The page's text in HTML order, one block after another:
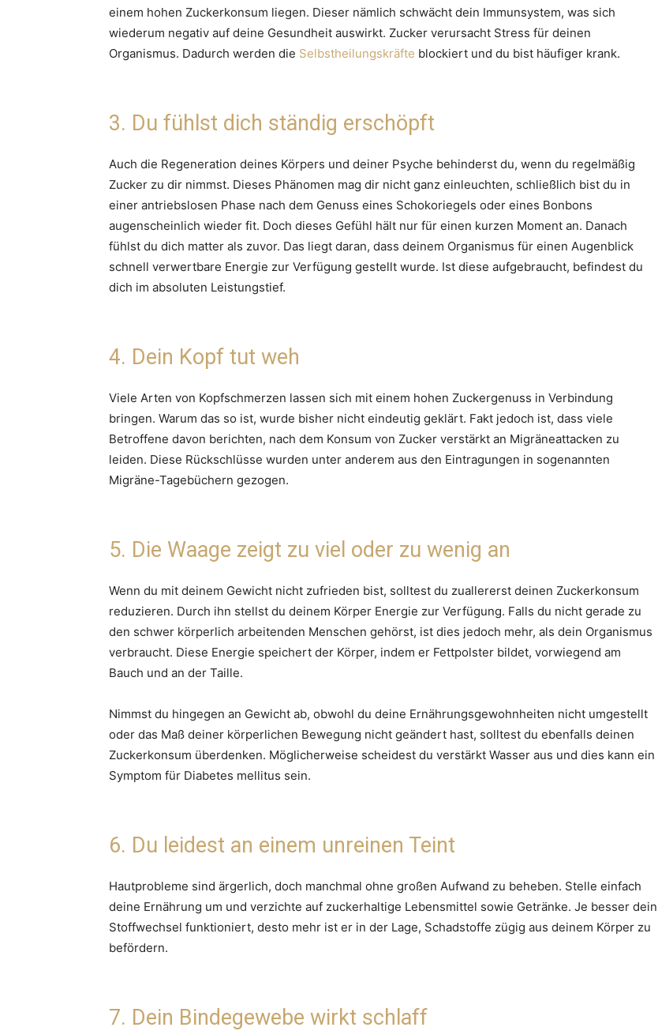
einem hohen Zuckerkonsum liegen. Dieser nämlich schwächt dein Immunsystem, was sich
wiederum negativ auf deine Gesundheit auswirkt. Zucker verursacht Stress für deinen
Organismus. Dadurch werden die Selbstheilungskräfte blockiert und du bist häufiger krank.
3. Du fühlst dich ständig erschöpft
Auch die Regeneration deines Körpers und deiner Psyche behinderst du, wenn du regelmäßig
Zucker zu dir nimmst. Dieses Phänomen mag dir nicht ganz einleuchten, schließlich bist du in
einer antriebslosen Phase nach dem Genuss eines Schokoriegels oder eines Bonbons
augenscheinlich wieder fit. Doch dieses Gefühl hält nur für einen kurzen Moment an. Danach
fühlst du dich matter als zuvor. Das liegt daran, dass deinem Organismus für einen Augenblick
schnell verwertbare Energie zur Verfügung gestellt wurde. Ist diese aufgebraucht, befindest du
dich im absoluten Leistungstief.
4. Dein Kopf tut weh
Viele Arten von Kopfschmerzen lassen sich mit einem hohen Zuckergenuss in Verbindung
bringen. Warum das so ist, wurde bisher nicht eindeutig geklärt. Fakt jedoch ist, dass viele
Betroffene davon berichten, nach dem Konsum von Zucker verstärkt an Migräneattacken zu
leiden. Diese Rückschlüsse wurden unter anderem aus den Eintragungen in sogenannten
Migräne-Tagebüchern gezogen.
5. Die Waage zeigt zu viel oder zu wenig an
Wenn du mit deinem Gewicht nicht zufrieden bist, solltest du zuallererst deinen Zuckerkonsum
reduzieren. Durch ihn stellst du deinem Körper Energie zur Verfügung. Falls du nicht gerade zu
den schwer körperlich arbeitenden Menschen gehörst, ist dies jedoch mehr, als dein Organismus
verbraucht. Diese Energie speichert der Körper, indem er Fettpolster bildet, vorwiegend am
Bauch und an der Taille.
Nimmst du hingegen an Gewicht ab, obwohl du deine Ernährungsgewohnheiten nicht umgestellt
oder das Maß deiner körperlichen Bewegung nicht geändert hast, solltest du ebenfalls deinen
Zuckerkonsum überdenken. Möglicherweise scheidest du verstärkt Wasser aus und dies kann ein
Symptom für Diabetes mellitus sein.
6. Du leidest an einem unreinen Teint
Hautprobleme sind ärgerlich, doch manchmal ohne großen Aufwand zu beheben. Stelle einfach
deine Ernährung um und verzichte auf zuckerhaltige Lebensmittel sowie Getränke. Je besser dein
Stoffwechsel funktioniert, desto mehr ist er in der Lage, Schadstoffe zügig aus deinem Körper zu
befördern.
7. Dein Bindegewebe wirkt schlaff